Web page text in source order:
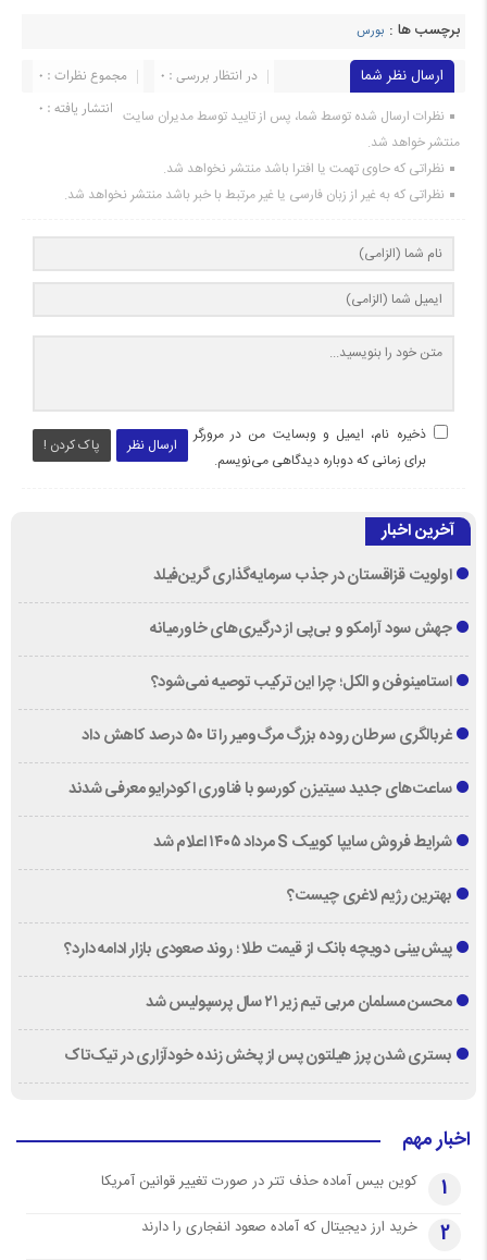
برچسب ها : بورس
ارسال نظر شما مجموع نظرات : 0
در انتظار بررسی : 0
انتشار یافته : 0 نظرات ارسال شده توسط شما، پس از تایید توسط مدیران سایت
منتشر خواهد شد.
نظراتی که حاوی تهمت یا افترا باشد منتشر نخواهد شد.
نظراتی که به غیر از زبان فارسی یا غیر مرتبط با خبر باشد منتشر نخواهد شد.
ارسال نظر پاک کردن !
ذخیره نام، ایمیل و وبسایت من در مرورگر
برای زمانی که دوباره دیدگاهی می‌نویسم.
آخرین اخبار
اولویت قزاقستان در جذب سرمایه‌گذاری گرین‌فیلد
جهش سود آرامکو و بی‌پی از درگیری‌های خاورمیانه
استامینوفن و الکل؛ چرا این ترکیب توصیه نمی‌شود؟
غربالگری سرطان روده بزرگ مرگ‌ومیر را تا ۵۰ درصد کاهش داد
ساعت‌های جدید سیتیزن کورسو با فناوری اکودرایو معرفی شدند
شرایط فروش سایپا کوییک S مرداد ۱۴۰۵ اعلام شد
بهترین رژیم لاغری چیست؟
پیش‌بینی دویچه‌ بانک از قیمت طلا ؛ روند صعودی بازار ادامه دارد؟
محسن مسلمان مربی تیم زیر ۲۱ سال پرسپولیس شد
بستری شدن پرز هیلتون پس از پخش زنده خودآزاری در تیک‌تاک
اخبار مهم
1 کوین بیس آماده حذف تتر در صورت تغییر قوانین آمریکا
2 خرید ارز دیجیتال که آماده صعود انفجاری را دارند